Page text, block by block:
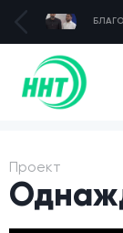
Проект